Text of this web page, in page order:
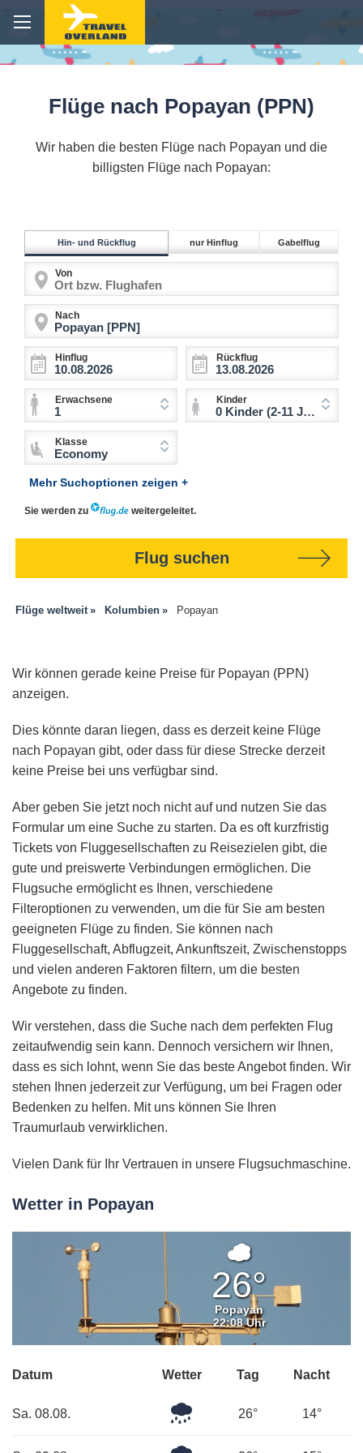
Flüge nach Popayan (PPN)
Wir haben die besten Flüge nach Popayan und die
billigsten Flüge nach Popayan:
Hin- und Rückflug nur Hinflug Gabelflug
Von
Nach
Hinflug Rückflug
Erwachsene
1
Kinder
0 Kinder (2-11 Jahre)
Klasse
Economy
Mehr Suchoptionen zeigen +
Sie werden zu weitergeleitet.
Flug suchen
Flüge weltweit Kolumbien Popayan
Wir können gerade keine Preise für Popayan (PPN)
anzeigen.
Dies könnte daran liegen, dass es derzeit keine Flüge
nach Popayan gibt, oder dass für diese Strecke derzeit
keine Preise bei uns verfügbar sind.
Aber geben Sie jetzt noch nicht auf und nutzen Sie das
Formular um eine Suche zu starten. Da es oft kurzfristig
Tickets von Fluggesellschaften zu Reisezielen gibt, die
gute und preiswerte Verbindungen ermöglichen. Die
Flugsuche ermöglicht es Ihnen, verschiedene
Filteroptionen zu verwenden, um die für Sie am besten
geeigneten Flüge zu finden. Sie können nach
Fluggesellschaft, Abflugzeit, Ankunftszeit, Zwischenstopps
und vielen anderen Faktoren filtern, um die besten
Angebote zu finden.
Wir verstehen, dass die Suche nach dem perfekten Flug
zeitaufwendig sein kann. Dennoch versichern wir Ihnen,
dass es sich lohnt, wenn Sie das beste Angebot finden. Wir
stehen Ihnen jederzeit zur Verfügung, um bei Fragen oder
Bedenken zu helfen. Mit uns können Sie Ihren
Traumurlaub verwirklichen.
Vielen Dank für Ihr Vertrauen in unsere Flugsuchmaschine.
Wetter in Popayan
bewölkt
26°
Popayan
22:08 Uhr
Datum Wetter Tag Nacht
Sa. 08.08.
Mäßiger26° 14°